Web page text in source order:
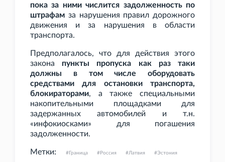
пока за ними числится задолженность по
штрафам за нарушения правил дорожного
движения и за нарушения в области
транспорта.
Предполагалось, что для действия этого
закона пункты пропуска как раз таки
должны в том числе оборудовать
средствами для остановки транспорта,
блокираторами, а также специальными
накопительными площадками для
задержанных автомобилей и т.н.
«инфокиосками» для погашения
задолженности.
Метки: Граница Россия Латвия Эстония